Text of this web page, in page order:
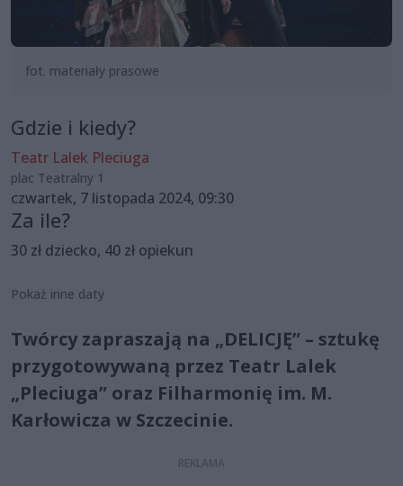
fot. materiały prasowe
Gdzie i kiedy?
Teatr Lalek Pleciuga
plac Teatralny 1
czwartek, 7 listopada 2024, 09:30
Za ile?
30 zł dziecko, 40 zł opiekun
Pokaż inne daty
Twórcy zapraszają na „DELICJĘ” – sztukę
przygotowywaną przez Teatr Lalek
„Pleciuga” oraz Filharmonię im. M.
Karłowicza w Szczecinie.